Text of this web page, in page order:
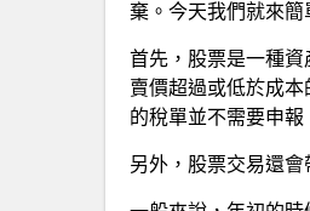
棄。今天我們就來簡
首先，股票是一種
賣價超過或低於成
的稅單並不需要申報
另外，股票交易還